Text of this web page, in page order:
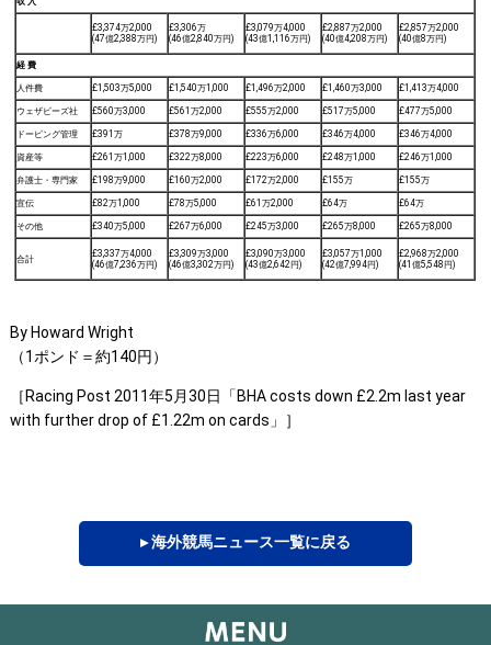
£3,374万2,000
(47億2,388万円)
£3,306万
(46億2,840万円)
£3,079万4,000
(43億1,116万円)
£2,887万2,000
(40億4,208万円)
£2,857万2,000
(40億8万円)
経 費
人件費 £1,503万5,000 £1,540万1,000 £1,496万2,000 £1,460万3,000 £1,413万4,000
ウェザビーズ社 £560万3,000 £561万2,000 £555万2,000 £517万5,000 £477万5,000
ドーピング管理 £391万 £378万9,000 £336万6,000 £346万4,000 £346万4,000
資産等 £261万1,000 £322万8,000 £223万6,000 £248万1,000 £246万1,000
弁護士・専門家 £198万9,000 £160万2,000 £172万2,000 £155万 £155万
宣伝 £82万1,000 £78万5,000 £61万2,000 £64万 £64万
その他 £340万5,000 £267万6,000 £245万3,000 £265万8,000 £265万8,000
合計
£3,337万4,000
(46億7,236万円)
£3,309万3,000
(46億3,302万円)
£3,090万3,000
(43億2,642円)
£3,057万1,000
(42億7,994円)
£2,968万2,000
(41億5,548円)
By Howard Wright
（1ポンド＝約140円）
［Racing Post 2011年5月30日「BHA costs down £2.2m last year
with further drop of £1.22m on cards」］
▸ 海外競馬ニュース一覧に戻る